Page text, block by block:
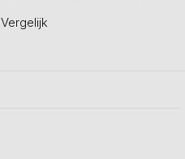
Vergelijk